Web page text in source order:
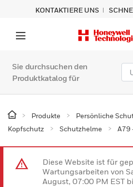
KONTAKTIERE UNS
Sie durchsuchen den
Produktkatalog für
Produkte
Persönliche
Kopfschutz
Schutzhelme A79
Diese Website ist für
Wartungsarbeiten von
August, 07:00 PM EST